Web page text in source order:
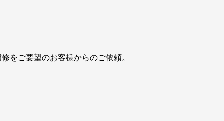
をご要望のお客様からのご依頼。